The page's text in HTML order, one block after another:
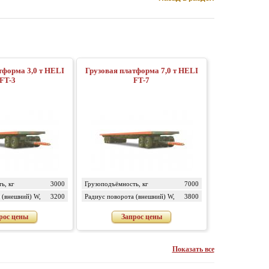
3,0 т HELI
FT-3
кг
3000
(внешний) W,
3200
цены
Грузовая платформа 7,0 т HELI
FT-7
Грузоподъёмность, кг
7000
Радиус поворота (внешний) W,
3800
Запрос цены
Показать все